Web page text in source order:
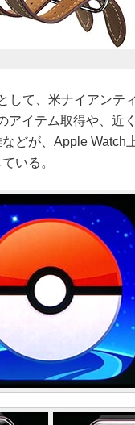
して、米ナイアンテ
アイテム取得や、近
どが、Apple Watch
いる。